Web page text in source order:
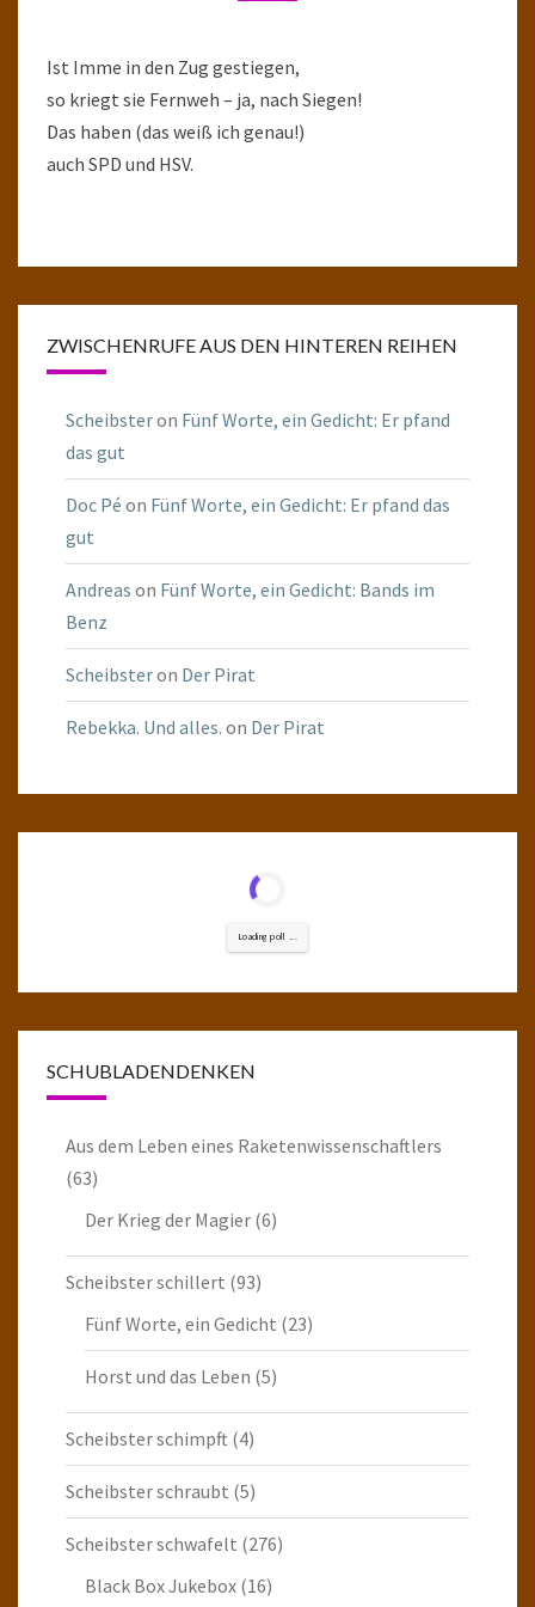
Ist Imme in den Zug gestiegen,
so kriegt sie Fernweh – ja, nach Siegen!
Das haben (das weiß ich genau!)
auch SPD und HSV.
ZWISCHENRUFE AUS DEN HINTEREN REIHEN
Scheibsteron Fünf Worte, ein Gedicht: Er pfand
das gut
Doc Pé on Fünf Worte, ein Gedicht: Er pfand das
gut
Andreas on Fünf Worte, ein Gedicht: Bands im
Benz
Scheibsteron Der Pirat
Rebekka. Und alles. on Der Pirat
Loading poll ...
SCHUBLADENDENKEN
Aus dem Leben eines Raketenwissenschaftlers
(63)
Der Krieg der Magier (6)
Scheibster schillert (93)
Fünf Worte, ein Gedicht (23)
Horst und das Leben (5)
Scheibster schimpft (4)
Scheibster schraubt (5)
Scheibster schwafelt (276)
Black Box Jukebox (16)